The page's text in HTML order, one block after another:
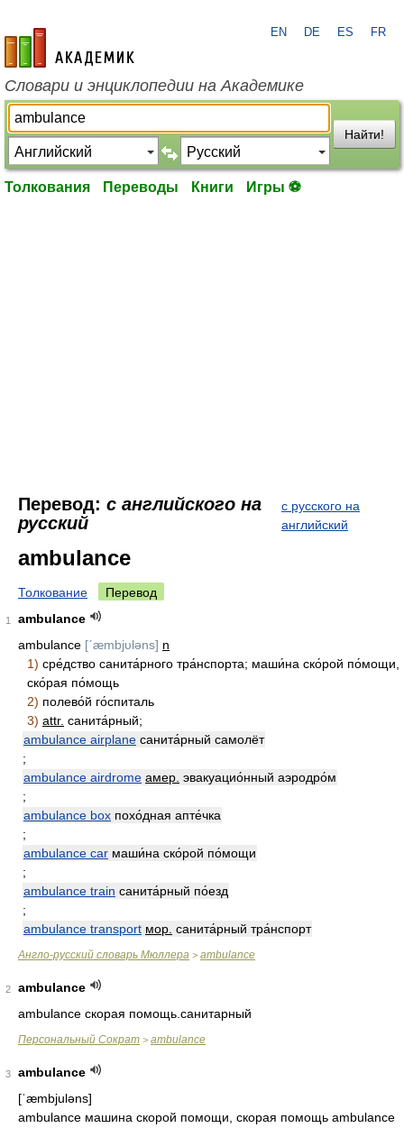
academic.ru
EN DE ES FR
Словари и энциклопедии на Академике
Найти!
Толкования Переводы Книги Игры ⚽
Перевод: с английского на
русский
с русского на
английский
ambulance
Толкование Перевод
1
ambulance
ambulance [ˊæmbjυləns] n
1) сре́дство санита́рного тра́нспорта; маши́на ско́рой по́мощи,
ско́рая по́мощь
2) полево́й го́спиталь
3) attr. санита́рный;
ambulance airplane санита́рный самолёт
;
ambulance airdrome амер. эвакуацио́нный аэродро́м
;
ambulance box похо́дная апте́чка
;
ambulance car маши́на ско́рой по́мощи
;
ambulance train санита́рный по́езд
;
ambulance transport мор. санита́рный тра́нспорт
Англо-русский словарь Мюллера > ambulance
2
ambulance
ambulance скорая помощь.санитарный
Персональный Сократ > ambulance
3
ambulance
[ˈæmbjuləns]
ambulance машина скорой помощи, скорая помощь ambulance